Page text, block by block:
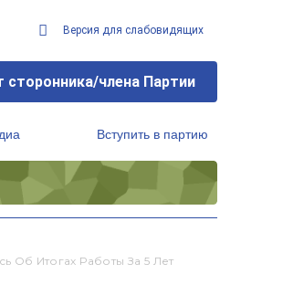
Версия для слабовидящих
сторонника/члена Партии
Вступить в партию
Об Итогах Работы За 5 Лет